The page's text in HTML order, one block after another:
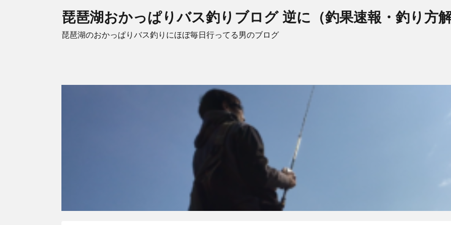
琵琶湖おかっぱりバス釣りブログ 逆に（釣果速報・釣り方
琵琶湖のおかっぱりバス釣りにほぼ毎日行ってる男のブログ